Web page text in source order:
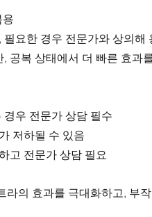
요한 경우 전문가와 상의해
공복 상태에서 더 빠른 효과
우 전문가 상담 필수
저하될 수 있음
고 전문가 상담 필요
의 효과를 극대화하고, 부